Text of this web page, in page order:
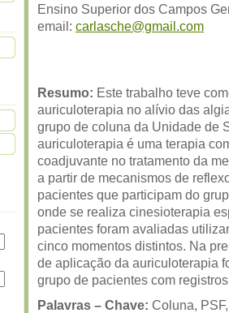
Ensino Superior dos Campos
email: carlasche@gmail.com
Resumo: Este trabalho teve
auriculoterapia no alívio das
grupo de coluna da Unidade de
auriculoterapia é uma terapia
coadjuvante no tratamento da
a partir de mecanismos de
pacientes que participam do
onde se realiza cinesioterapia
pacientes foram avaliadas
cinco momentos distintos. Na
de aplicação da auriculoterapia
grupo de pacientes com
Palavras – Chave: Coluna,